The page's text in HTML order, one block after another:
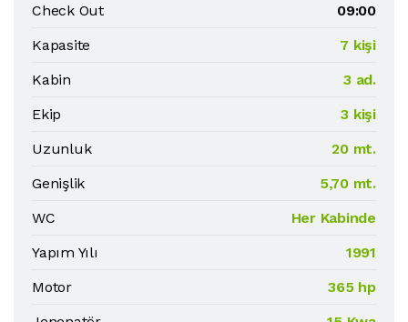
Check Out
09:00
Kapasite
7 kişi
Kabin
3 ad.
Ekip
3 kişi
Uzunluk
20 mt.
Genişlik
5,70 mt.
WC
Her Kabinde
Yapım Yılı
1991
Motor
365 hp